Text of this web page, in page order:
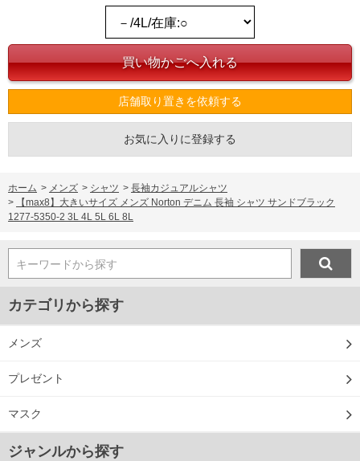
店舗取り置きを依頼する
お気に入りに登録する
ホーム > メンズ > シャツ > 長袖カジュアルシャツ
>
【max8】大きいサイズ メンズ Norton デニム 長袖 シャツ サンドブラック
1277-5350-2 3L 4L 5L 6L 8L
キーワードから探す
カテゴリから探す
メンズ
プレゼント
マスク
ジャンルから探す